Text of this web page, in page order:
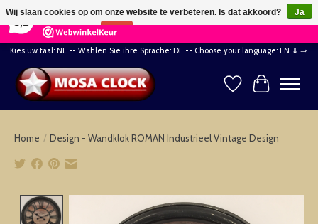
164 Reviews ×
Kies uw taal: NL -- Wählen Sie ihre Sprache: DE -- Choose your language: EN ⇓ ⇒
Verlanglijst
Home / Design - Wandklok ROMAN Industrieel Vintage Design
Product image slideshow Items
Wij slaan cookies op om onze website te verbeteren. Is dat akkoord?
Ja
Nee